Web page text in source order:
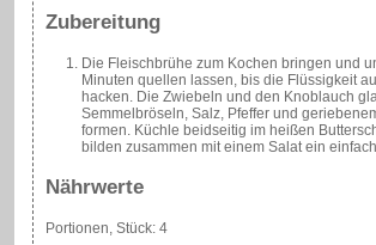
Zubereitung
Die Fleischbrühe zum Kochen bringen und
Minuten quellen lassen, bis die Flüssigkeit
hacken. Die Zwiebeln und den Knoblauch
Semmelbröseln, Salz, Pfeffer und
formen. Küchle beidseitig im heißen
bilden zusammen mit einem Salat ein
Nährwerte
Portionen, Stück: 4